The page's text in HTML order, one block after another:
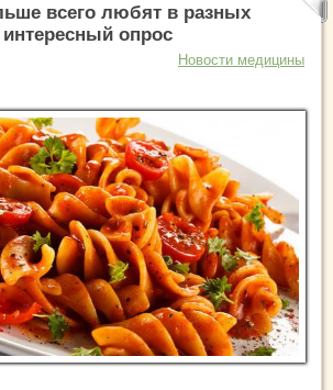
всего любят в разных
опрос
Новости медицины